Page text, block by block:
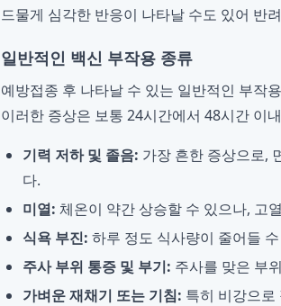
드물게 심각한 반응이 나타날 수도 있어 반
일반적인 백신 부작용 종류
예방접종 후 나타날 수 있는 일반적인 부작
이러한 증상은 보통 24시간에서 48시간 이
기력 저하 및 졸음: 가장 흔한 증상으로,
다.
미열: 체온이 약간 상승할 수 있으나, 고
식욕 부진: 하루 정도 식사량이 줄어들
주사 부위 통증 및 부기: 주사를 맞은 부
가벼운 재채기 또는 기침: 특히 비강으로